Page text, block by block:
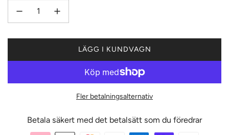
LÄGG I KUNDVAGN
L
D
A
.
Fler betalningsalternativ
Betala säkert med det betalsätt som du föredrar